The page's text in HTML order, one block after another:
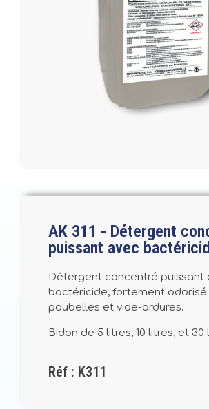
AK 311 - Détergent
puissant avec
Détergent concentré puissant
bactéricide, fortement odorisé
poubelles et vide-ordures.
Bidon de 5 litres, 10 litres, et 30
Réf : K311